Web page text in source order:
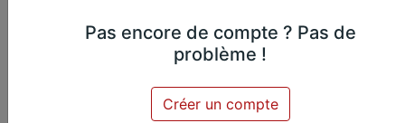
Pas encore de compte ? Pas de
problème !
Créer un compte